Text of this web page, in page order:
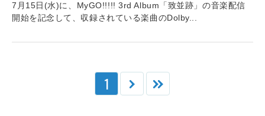
7月15日(水)に、MyGO!!!!! 3rd Album「致並跡」の音楽配信
開始を記念して、収録されている楽曲のDolby...
1